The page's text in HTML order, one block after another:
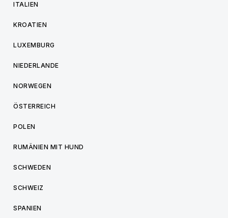
ITALIEN
KROATIEN
LUXEMBURG
NIEDERLANDE
NORWEGEN
ÖSTERREICH
POLEN
RUMÄNIEN MIT HUND
SCHWEDEN
SCHWEIZ
SPANIEN